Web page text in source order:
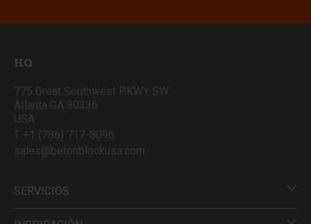
HQ
775 Great Southwest PKWY SW
Atlanta GA 30336
USA
T +1 (786) 717-8096
sales@betonblockusa.com
SERVICIOS